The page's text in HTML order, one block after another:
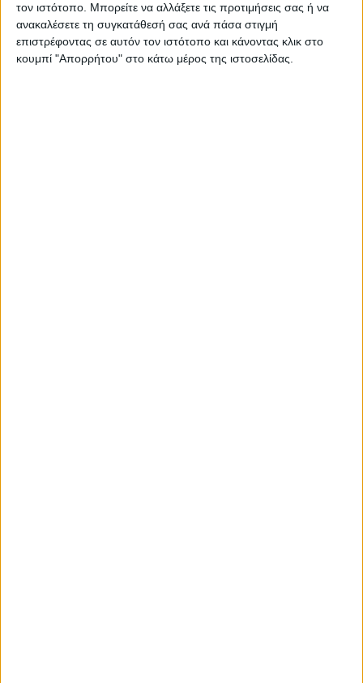
τον ιστότοπο. Μπορείτε να αλλάξετε τις προτιμήσεις σας ή να
ανακαλέσετε τη συγκατάθεσή σας ανά πάσα στιγμή
επιστρέφοντας σε αυτόν τον ιστότοπο και κάνοντας κλικ στο
κουμπί "Απορρήτου" στο κάτω μέρος της ιστοσελίδας.
Θεοδόσης Κατσάρας